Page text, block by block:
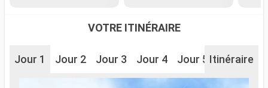
VOTRE ITINÉRAIRE
Jour 1 Jour 2 Jour 3 Jour 4 Jour 5 Jour 6
Itinéraire